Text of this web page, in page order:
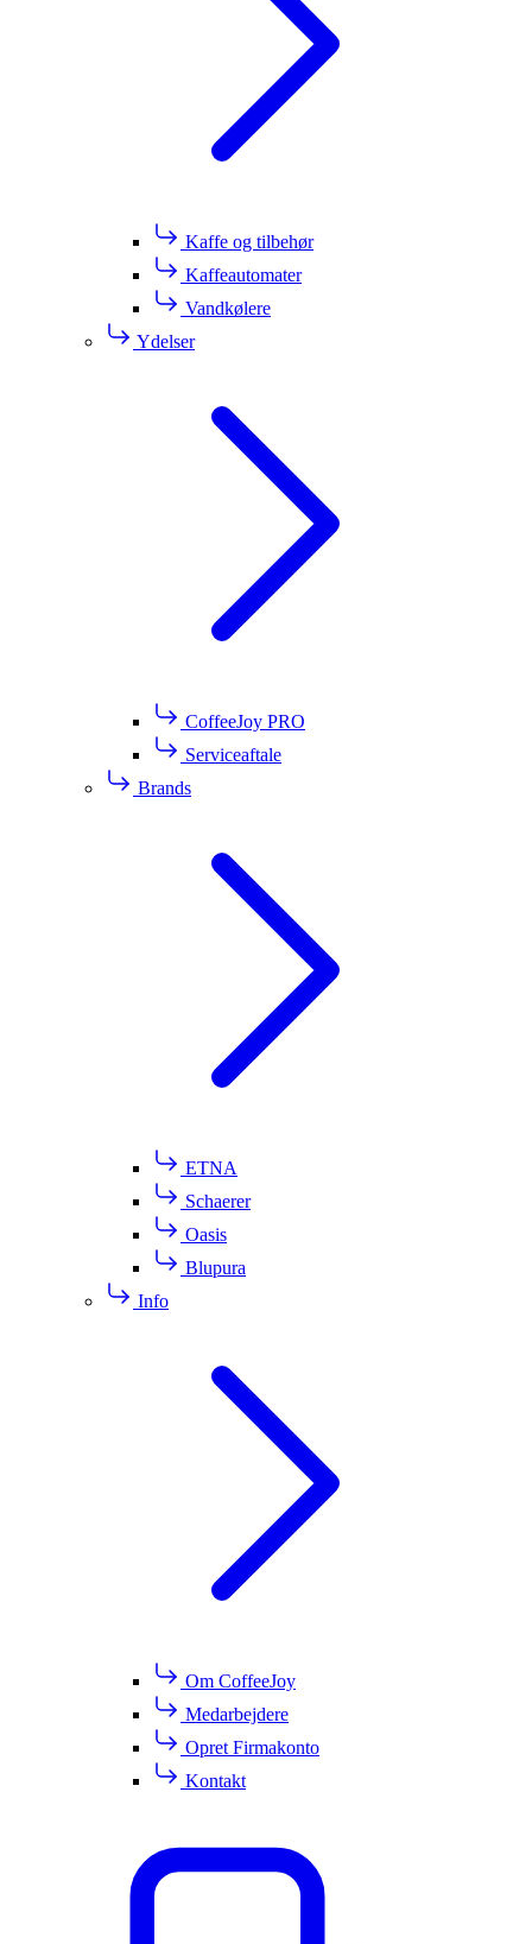
Kaffe og tilbehør
Kaffeautomater
Vandkølere
Ydelser
CoffeeJoy PRO
Serviceaftale
Brands
ETNA
Schaerer
Oasis
Blupura
Info
Om CoffeeJoy
Medarbejdere
Opret Firmakonto
Kontakt